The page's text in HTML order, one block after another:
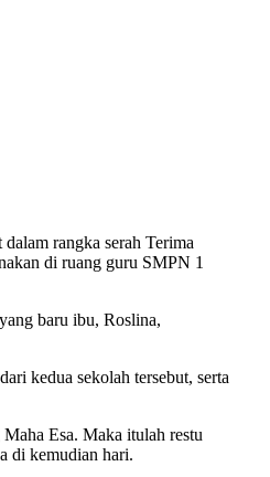
rangka serah Terima
di ruang guru SMPN 1
baru ibu, Roslina,
kedua sekolah tersebut, serta
Esa. Maka itulah restu
di kemudian hari.